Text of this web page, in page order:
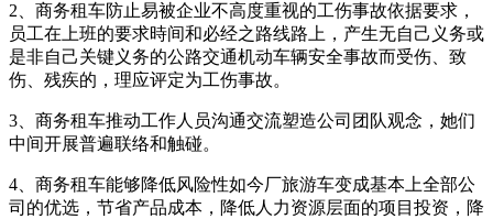
2、商务租车防止易被企业不高度重视的工伤事故依据要求，
员工在上班的要求時间和必经之路线路上，产生无自己义务或
是非自己关键义务的公路交通机动车辆安全事故而受伤、致
伤、残疾的，理应评定为工伤事故。
3、商务租车推动工作人员沟通交流塑造公司团队观念，她们
中间开展普遍联络和触碰。
4、商务租车能够降低风险性如今厂旅游车变成基本上全部公
司的优选，节省产品成本，降低人力资源层面的项目投资，降